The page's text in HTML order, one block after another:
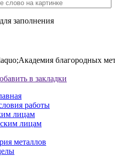
заполнения
в закладки
работы
лицам
лицам
металлов